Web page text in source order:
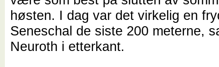
høsten. I dag var det virkelig en
Seneschal de siste 200 meterne,
Neuroth i etterkant.